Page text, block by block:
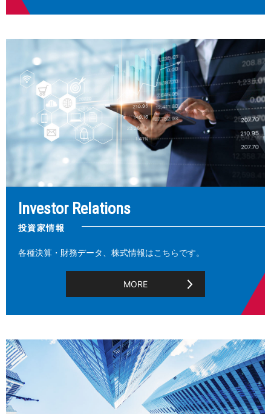
Investor Relations
投資家情報
各種決算・財務データ、株式情報はこちらです。
MORE